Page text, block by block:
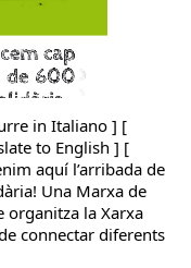
in Italiano ] [
to English ] [
aquí l’arribada de
Una Marxa de
organitza la Xarxa
connectar diferents